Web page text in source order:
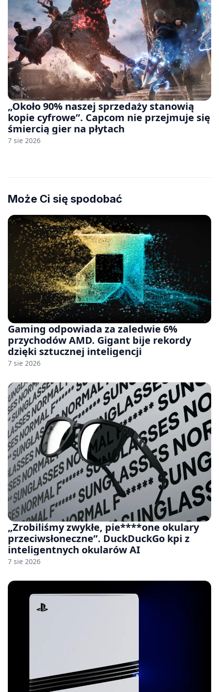
„Około 90% naszej sprzedaży stanowią
kopie cyfrowe”. Capcom nie przejmuje się
śmiercią gier na płytach
7 sie 2026
Może Ci się spodobać
Gaming odpowiada za zaledwie 6%
przychodów AMD. Gigant bije rekordy
dzięki sztucznej inteligencji
7 sie 2026
„Zrobiliśmy zwykłe, pie****one okulary
przeciwsłoneczne”. DuckDuckGo kpi z
inteligentnych okularów AI
7 sie 2026